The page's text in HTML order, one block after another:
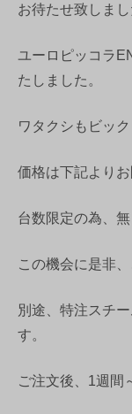
お待たせ致しまし
ユーロピッコラ
たしました。
ワタクシもビッ
価格は下記よりお
台数限定の為、
この機会に是非
別途、特注スチ
す。
ご注文後、1週間